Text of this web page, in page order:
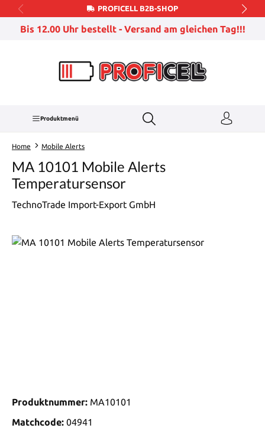
Zum Hauptinhalt springenPROFICELL B2B-SHOP
Bis 12.00 Uhr bestellt - Versand am gleichen Tag!!!
Produktmenü
Home Mobile Alerts
MA 10101 Mobile Alerts
Temperatursensor
TechnoTrade Import-Export GmbH
Produktnummer: MA10101
Matchcode: 04941